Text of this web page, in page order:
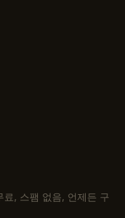
, 스팸 없음, 언제든 구